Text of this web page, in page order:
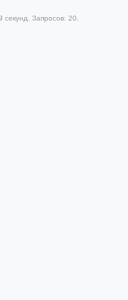
Запросов: 20.